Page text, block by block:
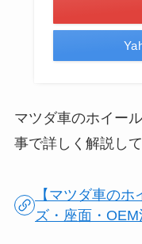
マツダ車のホイー
事で詳しく解説して
【マツダ車の
ズ・座面・